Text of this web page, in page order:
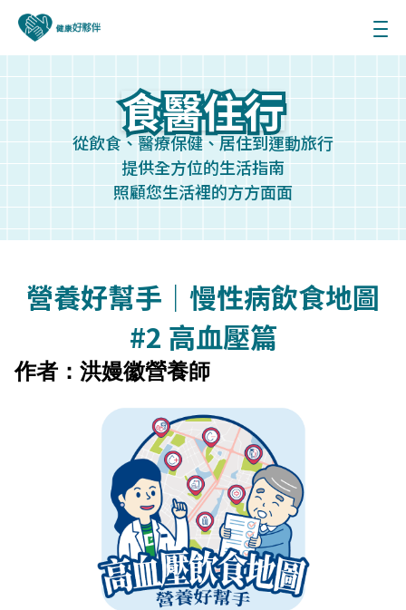
食醫住行
食醫住行
從飲食、醫療保健、居住到運動旅行
提供全方位的生活指南
照顧您生活裡的方方面面
營養好幫手｜慢性病飲食地圖
#2 高血壓篇
作者：洪嫚徽營養師